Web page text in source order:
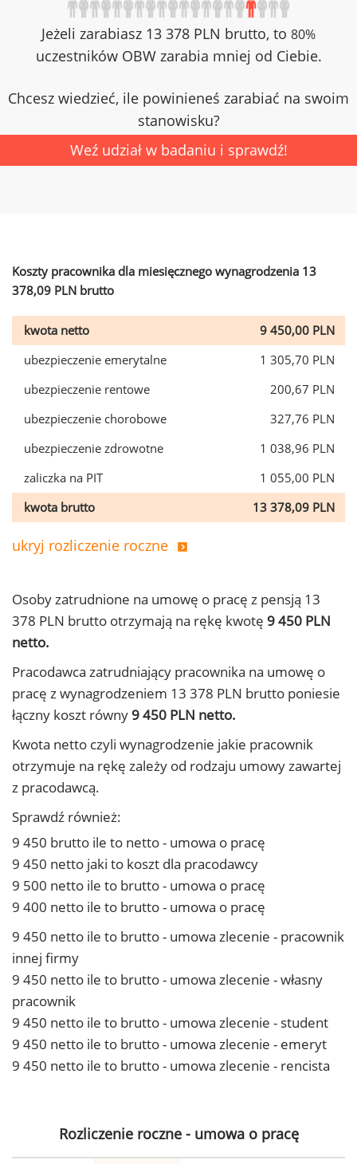
Jeżeli zarabiasz 13 378 PLN brutto, to 80%
uczestników OBW zarabia mniej od Ciebie.
Chcesz wiedzieć, ile powinieneś zarabiać na swoim
stanowisku?
Weź udział w badaniu i sprawdź!
Koszty pracownika dla miesięcznego wynagrodzenia 13
378,09 PLN brutto
kwota netto
9 450,00 PLN
ubezpieczenie emerytalne
1 305,70 PLN
ubezpieczenie rentowe
200,67 PLN
ubezpieczenie chorobowe
327,76 PLN
ubezpieczenie zdrowotne
1 038,96 PLN
zaliczka na PIT
1 055,00 PLN
kwota brutto
13 378,09 PLN
ukryj rozliczenie roczne
Osoby zatrudnione na umowę o pracę z pensją 13
378 PLN brutto otrzymają na rękę kwotę 9 450 PLN
netto.
Pracodawca zatrudniający pracownika na umowę o
pracę z wynagrodzeniem 13 378 PLN brutto poniesie
łączny koszt równy 9 450 PLN netto.
Kwota netto czyli wynagrodzenie jakie pracownik
otrzymuje na rękę zależy od rodzaju umowy zawartej
z pracodawcą.
Sprawdź również:
9 450 brutto ile to netto - umowa o pracę
9 450 netto jaki to koszt dla pracodawcy
9 500 netto ile to brutto - umowa o pracę
9 400 netto ile to brutto - umowa o pracę
9 450 netto ile to brutto - umowa zlecenie - pracownik
innej firmy
9 450 netto ile to brutto - umowa zlecenie - własny
pracownik
9 450 netto ile to brutto - umowa zlecenie - student
9 450 netto ile to brutto - umowa zlecenie - emeryt
9 450 netto ile to brutto - umowa zlecenie - rencista
Rozliczenie roczne - umowa o pracę